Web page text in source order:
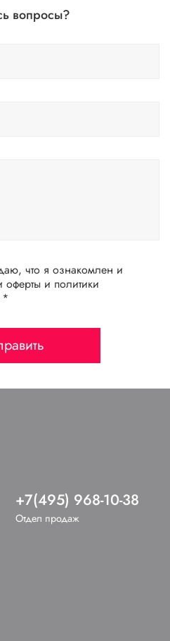
вопросы?
что я ознакомлен и
оферты и политики
*
+7(495) 968-10-38
Отдел продаж